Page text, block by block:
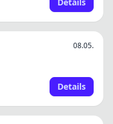
08.05.
Details